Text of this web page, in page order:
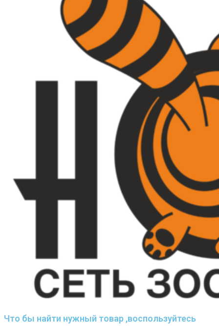
Что бы найти нужный товар ,воспользуйтесь